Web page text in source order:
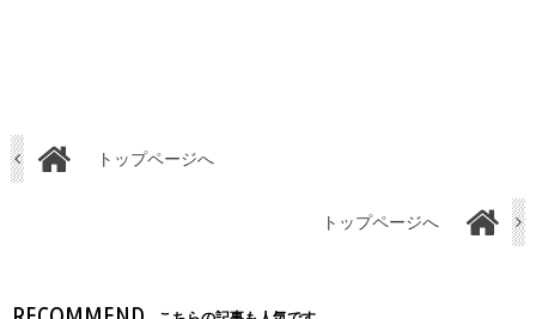
トップページへ
トップページへ